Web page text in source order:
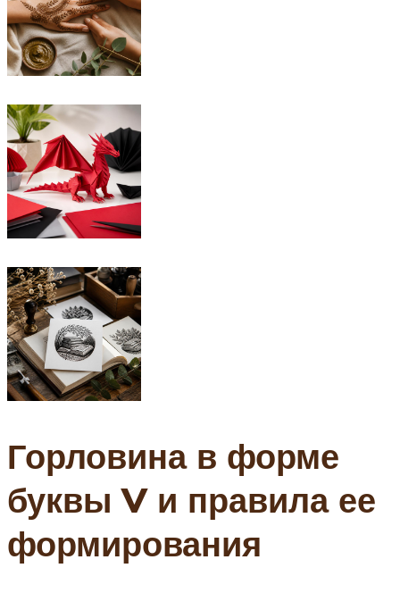
Горловина в форме
буквы V и правила ее
формирования